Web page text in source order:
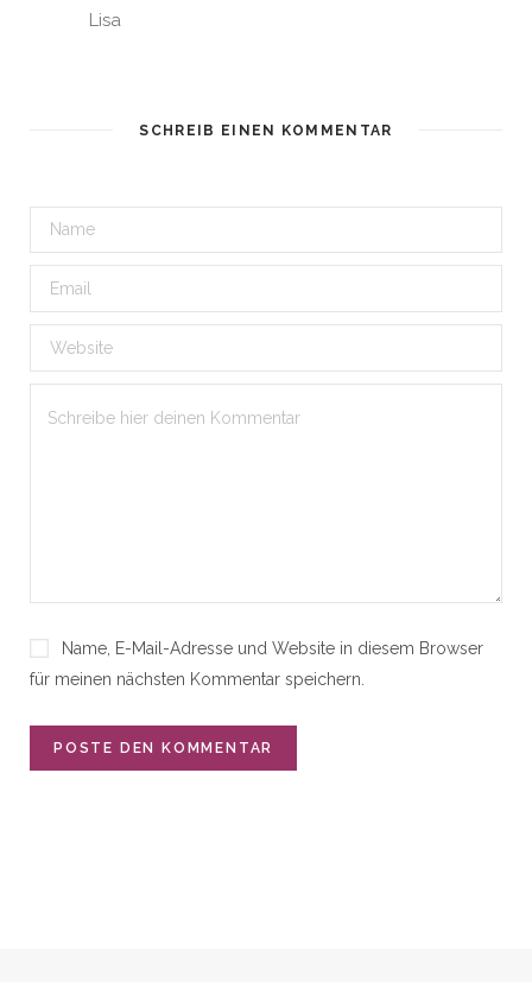
Lisa
SCHREIB EINEN KOMMENTAR
Name, E-Mail-Adresse und Website in diesem Browser
für meinen nächsten Kommentar speichern.